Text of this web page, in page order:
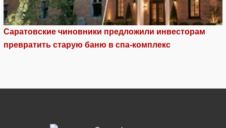
Саратовские чиновники предложили инвесторам
превратить старую баню в спа-комплекс